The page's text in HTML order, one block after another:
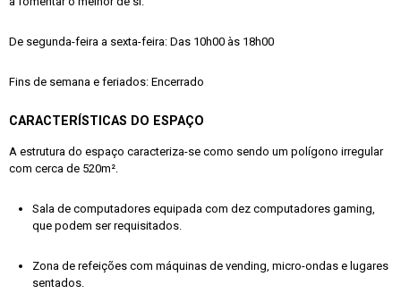
De segunda-feira a sexta-feira: Das 10h00 às 18h00
Fins de semana e feriados: Encerrado
CARACTERÍSTICAS DO ESPAÇO
A estrutura do espaço caracteriza-se como sendo um polígono irregular
com cerca de 520m².
Sala de computadores equipada com dez computadores gaming,
que podem ser requisitados.
Zona de refeições com máquinas de vending, micro-ondas e lugares
sentados.